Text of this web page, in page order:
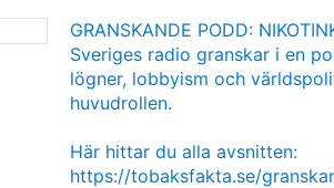
GRANSKANDE PODD:
Sveriges radio granskar i en
lögner, lobbyism och
huvudrollen.
Här hittar du alla avsnitten:
https://tobaksfakta.se/